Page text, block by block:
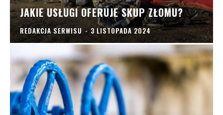
JAKIE USŁUGI OFERUJE SKUP ZŁOMU?
REDAKCJA SERWISU - 3 LISTOPADA 2024